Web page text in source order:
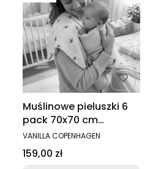
Muślinowe pieluszki 6
pack 70x70 cm
Honeybee
PRODUCENT
VANILLA COPENHAGEN
Cena
159,00 zł